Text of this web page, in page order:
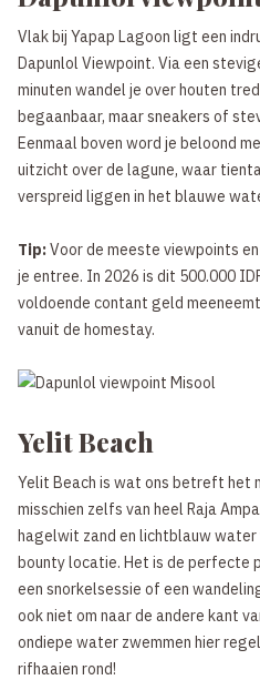
Vlak bij Yapap Lagoon ligt een
Dapunlol Viewpoint. Via een
minuten wandel je over houten
begaanbaar, maar sneakers of
Eenmaal boven word je beloond
uitzicht over de lagune, waar
verspreid liggen in het blauwe
Tip:Voor de meeste viewpoints
je entree. In 2026 is dit 500.000
voldoende contant geld
vanuit de homestay.
Yelit Beach
Yelit Beach is wat ons betreft het
misschien zelfs van heel Raja
hagelwit zand en lichtblauw
bounty locatie. Het is de perfecte
een snorkelsessie of een
ook niet om naar de andere kant
ondiepe water zwemmen hier
rifhaaien rond!